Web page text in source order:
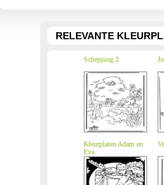
RELEVANTE
Schepping 2
Kleurplaten Adam en
Eva